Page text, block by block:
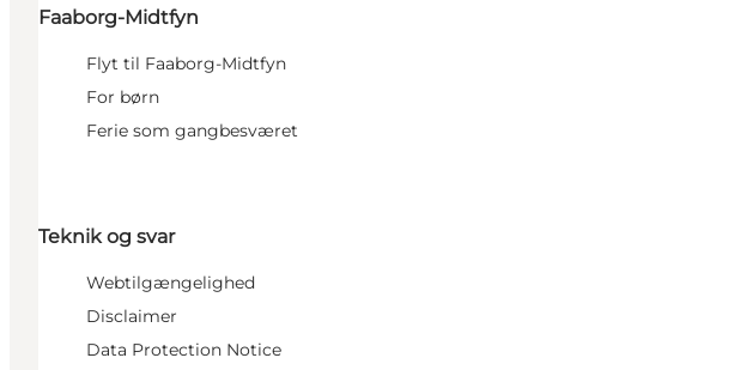
Faaborg-Midtfyn
Flyt til Faaborg-Midtfyn
For børn
Ferie som gangbesværet
Teknik og svar
Webtilgængelighed
Disclaimer
Data Protection Notice